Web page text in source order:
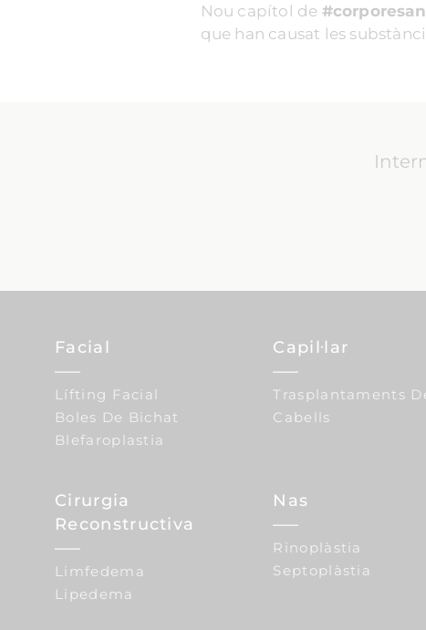
Nou capítol de
que han causat les
Facial
Lífting Facial
Boles De Bichat
Blefaroplastia
Cirurgia
Reconstructiva
Limfedema
Lipedema
Capil·lar
Trasplantaments
Cabells
Nas
Rinoplàstia
Septoplàstia